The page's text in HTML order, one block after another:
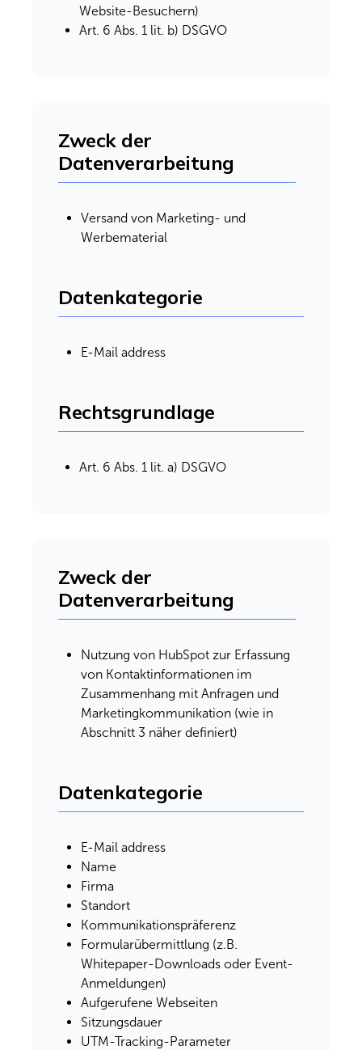
Website-Besuchern)
Art. 6 Abs. 1 lit. b) DSGVO
Zweck der
Datenverarbeitung
Versand von Marketing- und
Werbematerial
Datenkategorie
E-Mail address
Rechtsgrundlage
Art. 6 Abs. 1 lit. a) DSGVO
Zweck der
Datenverarbeitung
Nutzung von HubSpot zur Erfassung
von Kontaktinformationen im
Zusammenhang mit Anfragen und
Marketingkommunikation (wie in
Abschnitt 3 näher definiert)
Datenkategorie
E-Mail address
Name
Firma
Standort
Kommunikationspräferenz
Formularübermittlung (z.B.
Whitepaper-Downloads oder Event-
Anmeldungen)
Aufgerufene Webseiten
Sitzungsdauer
UTM-Tracking-Parameter